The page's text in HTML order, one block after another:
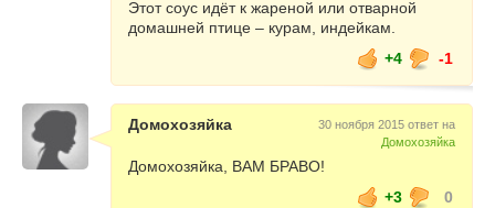
Этот соус идёт к жареной или отварной
домашней птице – курам, индейкам.
+4
-1
Домохозяйка
30 ноября 2015 ответ на
Домохозяйка
Домохозяйка, ВАМ БРАВО!
+3
0